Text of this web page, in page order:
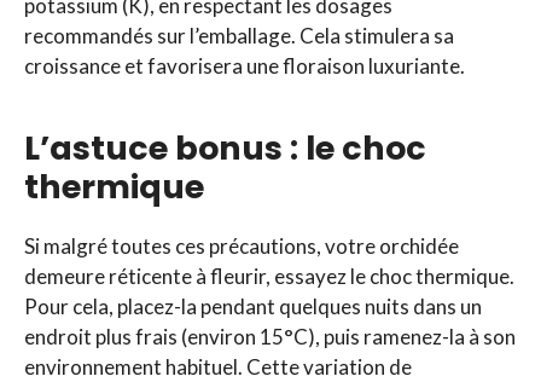
potassium (K), en respectant les dosages
recommandés sur l’emballage. Cela stimulera sa
croissance et favorisera une floraison luxuriante.
L’astuce bonus : le choc
thermique
Si malgré toutes ces précautions, votre orchidée
demeure réticente à fleurir, essayez le choc thermique.
Pour cela, placez-la pendant quelques nuits dans un
endroit plus frais (environ 15°C), puis ramenez-la à son
environnement habituel. Cette variation de